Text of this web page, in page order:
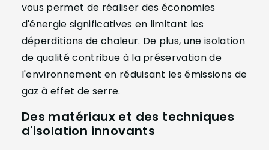
vous permet de réaliser des économies
d'énergie significatives en limitant les
déperditions de chaleur. De plus, une isolation
de qualité contribue à la préservation de
l'environnement en réduisant les émissions de
gaz à effet de serre.
Des matériaux et des techniques
d'isolation innovants